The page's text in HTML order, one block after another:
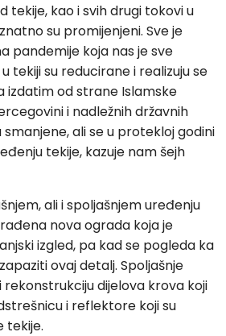
tekije, kao i svih drugi tokovi u
su promijenjeni. Sve je
pandemije koja nas je sve
tekiji su reducirane i realizuju se
izdatim od strane Islamske
i nadležnih državnih
ali se u protekloj godini
tekije, kazuje nam šejh
ali i spoljašnjem uređenju
nova ograda koja je
izgled, pa kad se pogleda ka
ovaj detalj. Spoljašnje
rekonstrukciju dijelova krova koji
i reflektore koji su
tekije.